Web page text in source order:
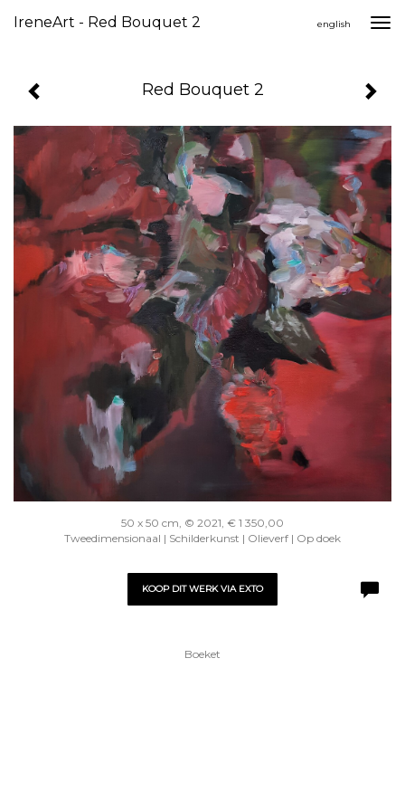
IreneArt - Red Bouquet 2 english
Red Bouquet 2
50 x 50 cm, © 2021, € 1 350,00
Tweedimensionaal | Schilderkunst | Olieverf | Op doek
KOOP DIT WERK VIA EXTO
Boeket